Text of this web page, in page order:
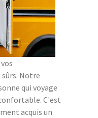
Notre
qui voyage
C'est
acquis un